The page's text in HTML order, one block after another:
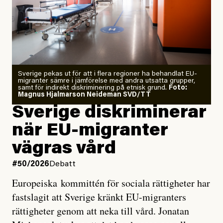
Årets El Niño kan bli den
starkaste som uppmätts
Zeke Hausfather är chockad igen efter att ha
analyserat hur de olika klimatmodellerna bedömer
läget för hur den begynnande El Niño-händelsen ska
utveckla sig. El Niño är ett återkommande
väderfenomen som uppstår när havsvattnet i delar av
Stilla havet blir ovanligt varmt. Det påverkar vädret
över stora delar av världen och under
forskare allt oftare varnat för att den här El Niñon
Det verkar vara en underdrift, menar nu Zeke
Hausfather.
Sverige pekas ut för att i flera regioner ha behandlat EU-
migranter sämre i jämförelse med andra utsatta grupper,
samt för indirekt diskriminering på etnisk grund. Foto:
Magnus Hjalmarson Neideman SVD/TT
Sverige diskriminerar
när EU-migranter
vägras vård
#50/2026 Debatt
Europeiska kommittén för sociala rättigheter har
fastslagit att Sverige kränkt EU-migranters
rättigheter genom att neka till vård. Jonatan